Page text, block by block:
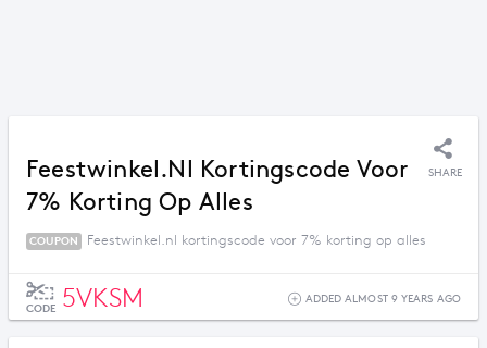
Feestwinkel.nl Kortingscode Voor
7% Korting Op Alles
SHARE
COUPON Feestwinkel.nl kortingscode voor 7% korting op alles
CODE 5VKSM ADDED ALMOST 9 YEARS AGO